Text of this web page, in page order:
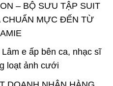
– BỘ SƯU TẬP SUIT
CHUẨN MỰC ĐẾN TỪ
e ấp bên ca, nhạc sĩ
loạt ảnh cưới